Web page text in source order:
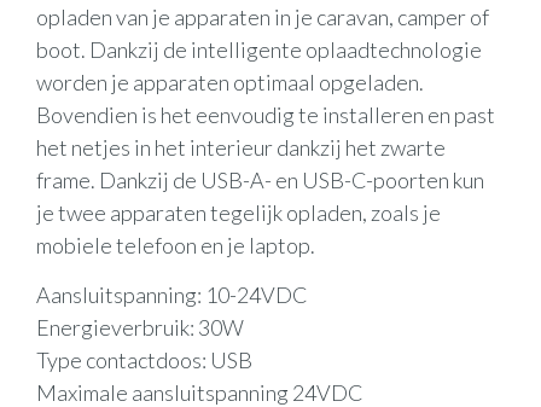
opladen van je apparaten in je caravan, camper of
boot. Dankzij de intelligente oplaadtechnologie
worden je apparaten optimaal opgeladen.
Bovendien is het eenvoudig te installeren en past
het netjes in het interieur dankzij het zwarte
frame. Dankzij de USB-A- en USB-C-poorten kun
je twee apparaten tegelijk opladen, zoals je
mobiele telefoon en je laptop.
Aansluitspanning: 10-24VDC
Energieverbruik: 30W
Type contactdoos: USB
Maximale aansluitspanning 24VDC